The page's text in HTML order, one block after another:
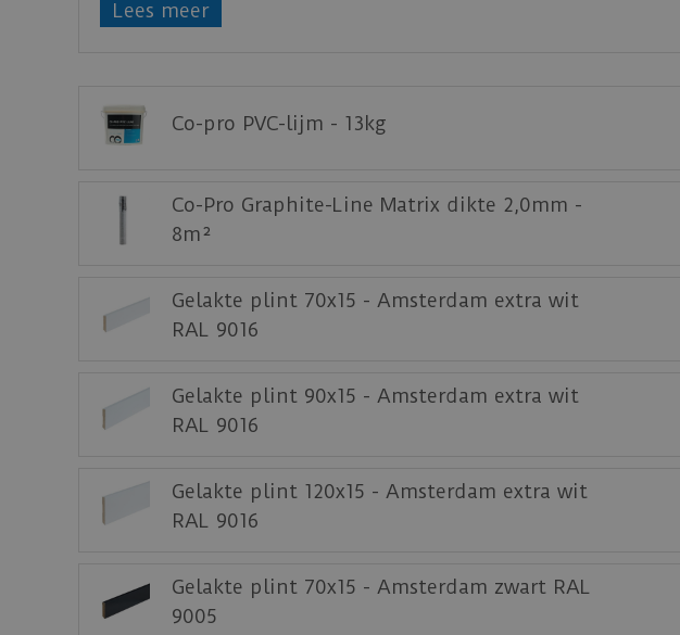
Bijbehorende lijm voor de PVC plak series van
Staal aanvragen
Benieuwd hoe deze nieuwe vloer eruit ziet bij je nieuwe of
Lees meer
Co-pro PVC-lijm - 13kg
Co-Pro Graphite-Line Matrix dikte 2,0mm -
8m²
Gelakte plint 70x15 - Amsterdam extra wit
RAL 9016
Gelakte plint 90x15 - Amsterdam extra wit
RAL 9016
Gelakte plint 120x15 - Amsterdam extra wit
RAL 9016
Gelakte plint 70x15 - Amsterdam zwart RAL
9005